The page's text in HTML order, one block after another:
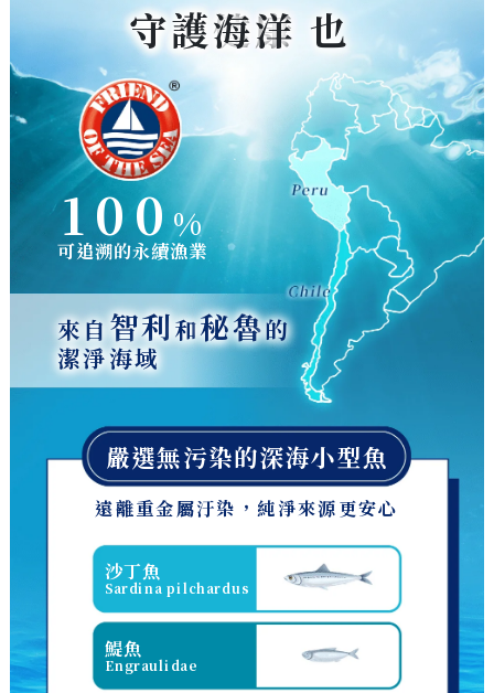
守護健康 也守護海洋
100%
可追溯的永續漁業
來自智利和秘魯的
潔淨海域
嚴選無污染的深海小型魚
遠離重金屬汙染，純淨來源更安心
沙丁魚
Sardina pilchardus
鯷魚
Engraulidae